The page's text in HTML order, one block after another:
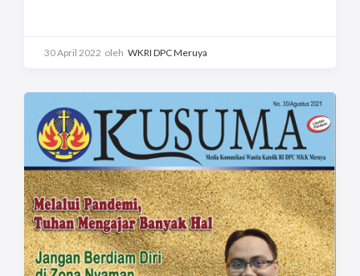
dengan pemberdayaan anggota, pelatihan,
berjejaring dengan institusi lain, kegiatan
kemasyarakatan dan peduli lingkungan
seperti ikut mengatasi gizi buruk,
Peningkatan Perempuan Usaha Kecil (PPUK),
napza (narkotika, psikotropika dan zat
adiktif lainnya), pendidikan anak jalanan,
penyuluhan, kesehatan masyarakat, dan
lain-lain, dengan nilai injili mewarnai
kegiatan-kegiatan sosial kemasyarakatan
30 April 2022 oleh WKRI DPC Meruya